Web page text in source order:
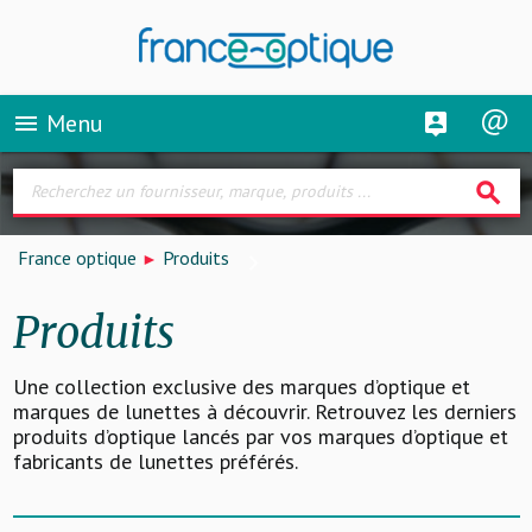
menu Menu
search
France optique Produits
Produits
Une collection exclusive des marques d’optique et
marques de lunettes à découvrir. Retrouvez les derniers
produits d’optique lancés par vos marques d’optique et
fabricants de lunettes préférés.